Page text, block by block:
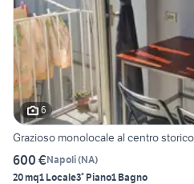
6
Grazioso monolocale al centro storico
600 €Napoli(NA)
20 mq1 Locale3° Piano1 Bagno